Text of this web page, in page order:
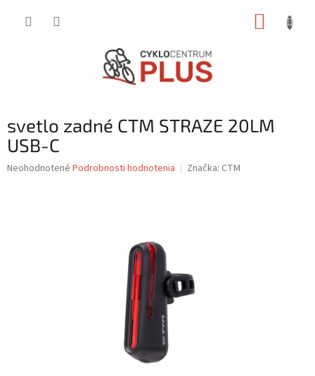
svetlo zadné CTM STRAZE 20LM
USB-C
Priemerné
Neohodnotené Podrobnosti hodnotenia Značka: CTM